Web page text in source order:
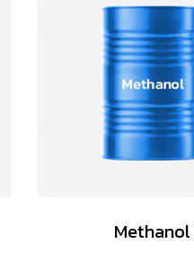
Methanol